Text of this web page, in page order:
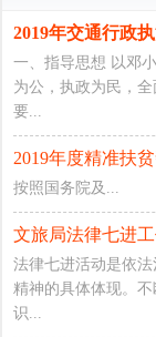
2019年交通行政
一、指导思想 以邓
为公，执政为民，
要...
2019年度精准扶
按照国务院及...
文旅局法律七进工
法律七进活动是依
精神的具体体现。
识...